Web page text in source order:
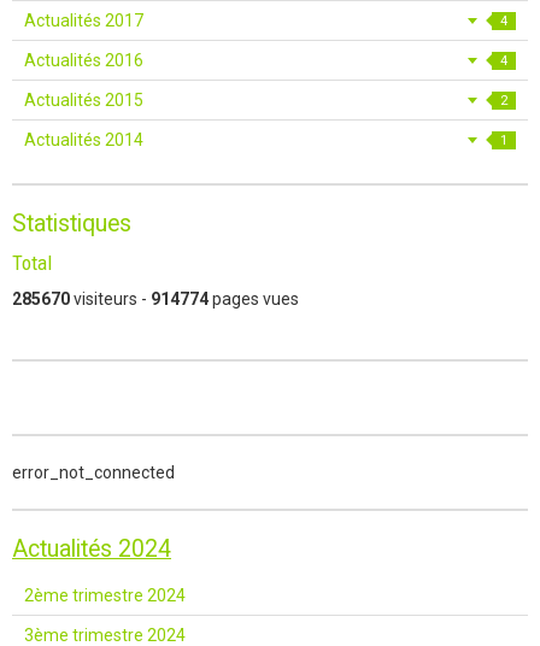
Actualités 2017 4
Actualités 2016 4
Actualités 2015 2
Actualités 2014 1
Statistiques
Total
285670visiteurs - 914774pages vues
error_not_connected
Actualités 2024
2ème trimestre 2024
3ème trimestre 2024